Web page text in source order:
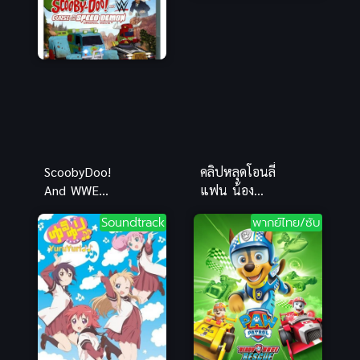
ScoobyDoo!
And WWE
Speed
Demon พากย์
ไทยดูฟรีจ้า
คลิปหลุดโอนลี่
แฟน น้อง
เก่าระดับ
ตำนาน โหนก
นูนอวบสวยจัด
Soundtrack พากย์ไทย/ซับ